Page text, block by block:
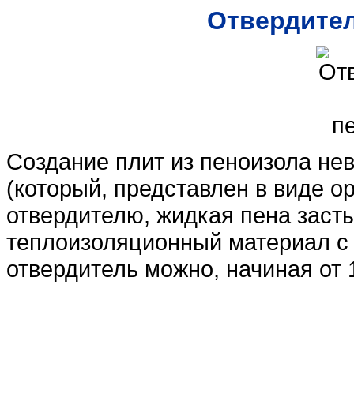
Создание плит из пеноизола
(который, представлен в виде
отвердителю, жидкая пена
теплоизоляционный материал
отвердитель можно, начиная